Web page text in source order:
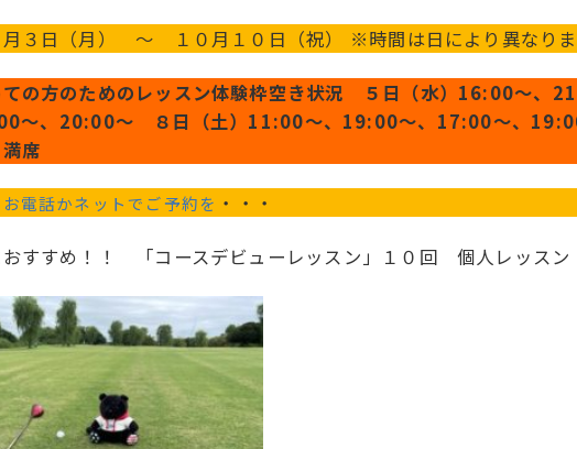
３日（月） ～ １０月１０日（祝） ※時間は日により異なりま
ての方のためのレッスン体験枠空き状況 ５日（水）16:00～
～、20:00～ ８日（土）11:00～、19:00～、17:00～、
席
お電話かネットでご予約を ・・・
すすめ！！ 「コースデビューレッスン」１０回 個人レッスン